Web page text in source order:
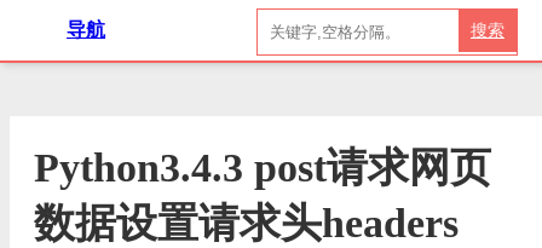
导航 搜索
Python3.4.3 post请求网页
数据设置请求头headers